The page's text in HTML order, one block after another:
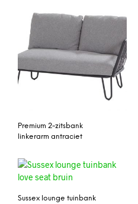
Premium 2-zitsbank
linkerarm antraciet
Sussex lounge tuinbank